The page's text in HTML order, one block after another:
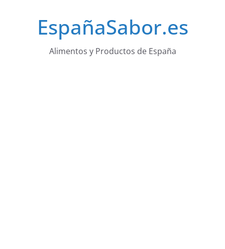
EspañaSabor.es
Alimentos y Productos de España